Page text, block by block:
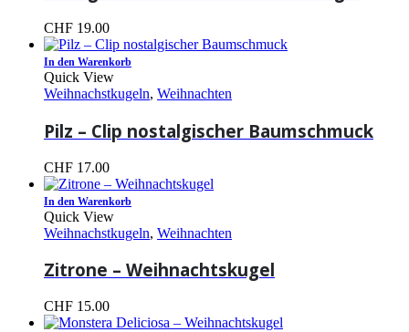
CHF 19.00
In den Warenkorb
Quick View
Weihnachstkugeln, Weihnachten
Pilz – Clip nostalgischer Baumschmuck
CHF 17.00
In den Warenkorb
Quick View
Weihnachstkugeln, Weihnachten
Zitrone – Weihnachtskugel
CHF 15.00